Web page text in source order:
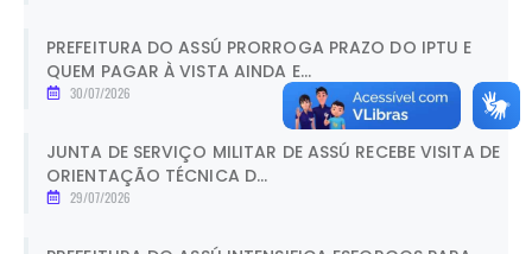
PREFEITURA DO ASSÚ PRORROGA PRAZO DO IPTU E
QUEM PAGAR À VISTA AINDA E...
30/07/2026
JUNTA DE SERVIÇO MILITAR DE ASSÚ RECEBE VISITA DE
ORIENTAÇÃO TÉCNICA D...
29/07/2026